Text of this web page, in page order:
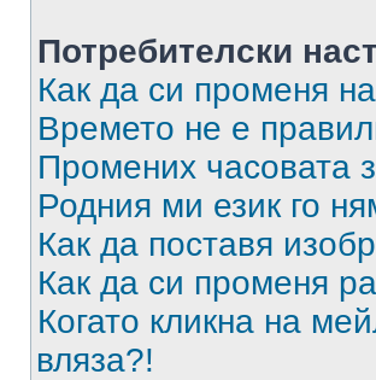
Потребителски
Как да си променя
Времето не е
Промених часовата
Родния ми език го
Как да поставя
Как да си променя
Когато кликна на
вляза?!